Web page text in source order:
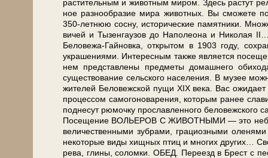
растительным и животным ми­ром. Здесь растут
ное раз­но­об­ра­зие ми­ра жи­вот­ных. Вы смо­же­те
350-летнюю сосну, ис­то­ри­че­ские па­мят­ни­ки.
ви­чей и Ты­зен­гау­зов до На­по­лео­на и Ни­ко­лая
Беловежа-Гайновка, открытом в 1903 го­ду,
украшениями. Интересным так­же яв­ля­ет­ся
нем пред­став­ле­ны пред­ме­ты до­маш­не­го
существование сельского на­се­ле­ния. В музее
жи­те­лей Бе­ло­веж­ской пу­щи XIX ве­ка. Вас
процессом самогоноварения, ко­то­рым ранее
поднесут рюмочку прославленного беловежского
По­се­ще­ние ВОЛЬЕРОВ С ЖИВОТНЫМИ — это
величественными зубрами, грациозными
некоторые ви­ды хищных птиц и мно­гих дру­гих…
ре­ва, гли­ны, со­лом­ки. ОБЕД. Пе­ре­езд в Брест с